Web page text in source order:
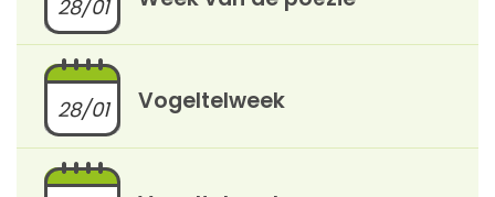
28/01
28/01 Vogeltelweek